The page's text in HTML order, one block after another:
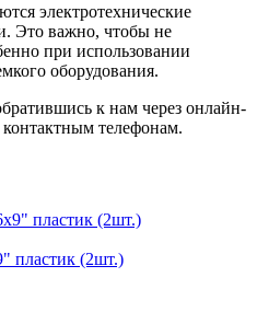
электротехнические
Это важно, чтобы не
при использовании
оборудования.
к нам через онлайн-
контактным телефонам.
пластик (2шт.)